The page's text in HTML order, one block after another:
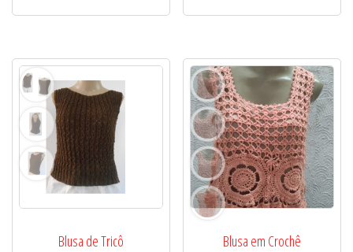
Blusa de Tricô
Blusa em Crochê